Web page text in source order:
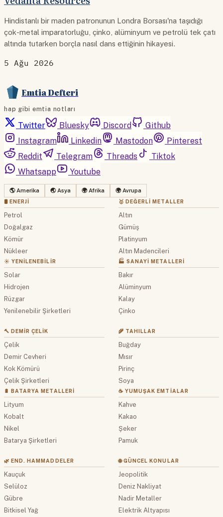
Hindistanlı bir maden patronunun Londra Borsası'na taşıdığı
çok-metal imparatorluğu, çinko, alüminyum ve petrolü tek çatı
altında tutarken borçla nasıl dans ettiğinin hikayesi.
5 Ağu 2026
Emtia Defteri
hap gibi emtia notları
Twitter Bluesky Discord
Github
Instagram
Linkedin Mastodon
Pinterest
Reddit
Telegram Threads
Tiktok
Whatsapp
Youtube
🌎 Amerika 🌏 Asya 🌍 Afrika 🌍 Avrupa
🛢 ENERJI
Petrol
Doğalgaz
Kömür
Nükleer
☀️ YENILENEBILIR
Solar
Hidrojen
Rüzgar
Yenilenebilir Şirketleri
🥇 DEĞERLI METALLER
Altın
Gümüş
Platinyum
Altın Madencileri
🏭 SANAYI METALLERI
Bakır
Alüminyum
Kalay
Çinko
🔨 DEMIR ÇELIK
Çelik
Demir Cevheri
Kok Kömürü
Çelik Şirketleri
🔋 BATARYA METALLERI
Lityum
Kobalt
Nikel
Batarya Şirketleri
🌾 TAHILLAR
Buğday
Mısır
Pirinç
Soya
☕ YUMUŞAK EMTIALAR
Kahve
Kakao
Şeker
Pamuk
🌿 END. HAMMADDELER
Kauçuk
Selüloz
Gübre
Bitkisel Yağ
🌐 GÜNCEL KONULAR
Jeopolitik
Deniz Nakliyat
Nadir Metaller
Elektrik Altyapısı